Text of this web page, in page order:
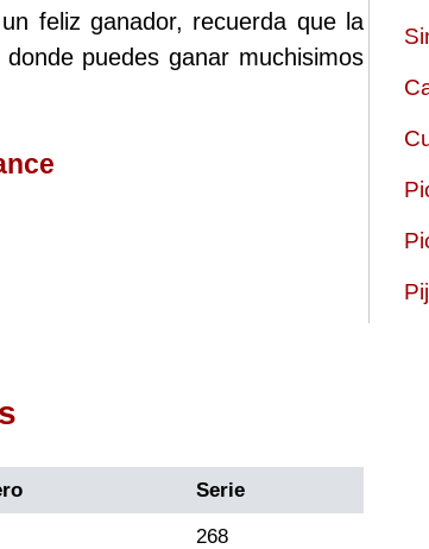
feliz ganador, recuerda que la
puedes ganar muchisimos
Serie
268